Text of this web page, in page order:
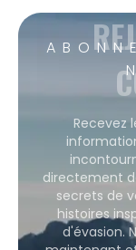
Recevez
directement
secrets de
histoires
d'évasion.